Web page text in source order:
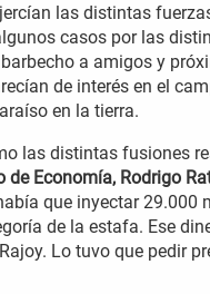
las distintas
casos por las
a amigos y
de interés en el
en la tierra.
las distintas fusiones
de Economía, Rodrigo
que inyectar
de la estafa. Ese
Lo tuvo que pedir